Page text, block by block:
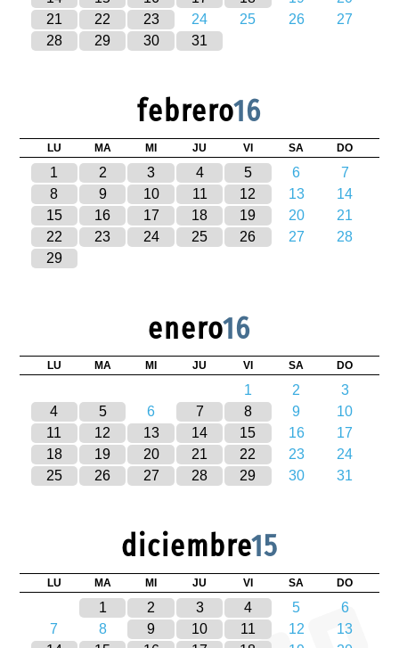
21
22 23 24 25 26
27
28
29 30 31
febrero16
LU MA MI JU VI SA DO
1 2 3 4 5 6
7
8
9 10 11 12 13
14
15
16 17 18 19 20
21
22
23 24 25 26 27
28
29
enero16
LU MA MI JU VI SA DO
1 2
3
4
5 6 7 8 9
10
11
12 13 14 15 16
17
18
19 20 21 22 23
24
25
26 27 28 29 30 31
diciembre15
LU MA MI JU VI SA DO
1 2 3 4 5
6
7
8 9 10 11 12
13